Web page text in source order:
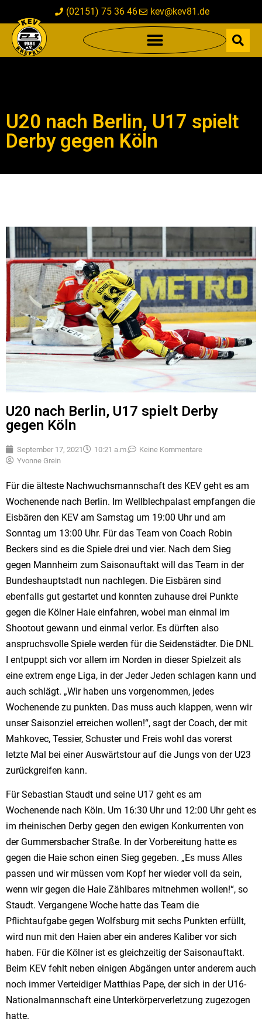
(02151) 75 36 46 kev@kev81.de
U20 nach Berlin, U17 spielt
Derby gegen Köln
U20 nach Berlin, U17 spielt Derby
gegen Köln
September 17, 2021 10:21 a.m.
Keine Kommentare
Yvonne Grein
Für die älteste Nachwuchsmannschaft des KEV geht es am
Wochenende nach Berlin. Im Wellblechpalast empfangen die
Eisbären den KEV am Samstag um 19:00 Uhr und am
Sonntag um 13:00 Uhr. Für das Team von Coach Robin
Beckers sind es die Spiele drei und vier. Nach dem Sieg
gegen Mannheim zum Saisonauftakt will das Team in der
Bundeshauptstadt nun nachlegen. Die Eisbären sind
ebenfalls gut gestartet und konnten zuhause drei Punkte
gegen die Kölner Haie einfahren, wobei man einmal im
Shootout gewann und einmal verlor. Es dürften also
anspruchsvolle Spiele werden für die Seidenstädter. Die DNL
I entpuppt sich vor allem im Norden in dieser Spielzeit als
eine extrem enge Liga, in der Jeder Jeden schlagen kann und
auch schlägt. „Wir haben uns vorgenommen, jedes
Wochenende zu punkten. Das muss auch klappen, wenn wir
unser Saisonziel erreichen wollen!“, sagt der Coach, der mit
Mahkovec, Tessier, Schuster und Freis wohl das vorerst
letzte Mal bei einer Auswärtstour auf die Jungs von der U23
zurückgreifen kann.
Für Sebastian Staudt und seine U17 geht es am
Wochenende nach Köln. Um 16:30 Uhr und 12:00 Uhr geht es
im rheinischen Derby gegen den ewigen Konkurrenten von
der Gummersbacher Straße. In der Vorbereitung hatte es
gegen die Haie schon einen Sieg gegeben. „Es muss Alles
passen und wir müssen vom Kopf her wieder voll da sein,
wenn wir gegen die Haie Zählbares mitnehmen wollen!“, so
Staudt. Vergangene Woche hatte das Team die
Pflichtaufgabe gegen Wolfsburg mit sechs Punkten erfüllt,
wird nun mit den Haien aber ein anderes Kaliber vor sich
haben. Für die Kölner ist es gleichzeitig der Saisonauftakt.
Beim KEV fehlt neben einigen Abgängen unter anderem auch
noch immer Verteidiger Matthias Pape, der sich in der U16-
Nationalmannschaft eine Unterkörperverletzung zugezogen
hatte.